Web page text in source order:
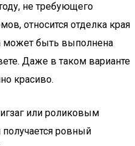
не требующего
относится отделка края
может быть выполнена
Даже в таком варианте
красиво.
или роликовым
ровный